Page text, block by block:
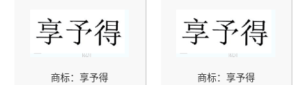
商标：享予得 商标：享予得